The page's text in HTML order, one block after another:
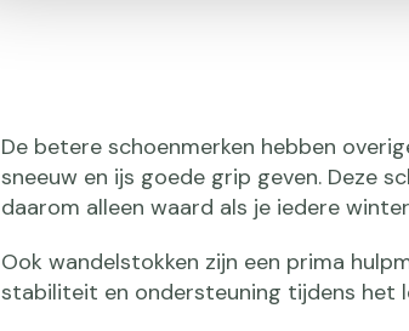
De betere schoenmerken hebben
sneeuw en ijs goede grip geven. Deze
daarom alleen waard als je iedere
Ook wandelstokken zijn een prima
stabiliteit en ondersteuning tijdens het